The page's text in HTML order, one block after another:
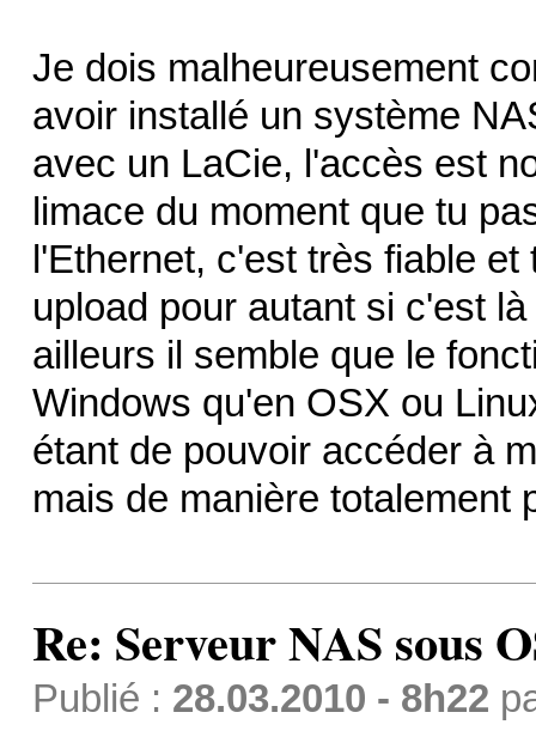
Je dois malheureusement
avoir installé un système
avec un LaCie, l'accès est
limace du moment que tu
l'Ethernet, c'est très fiable
upload pour autant si c'est
ailleurs il semble que le
Windows qu'en OSX ou
étant de pouvoir accéder à
mais de manière totalement
Re: Serveur NAS sous
Publié : 28.03.2010 - 8h22